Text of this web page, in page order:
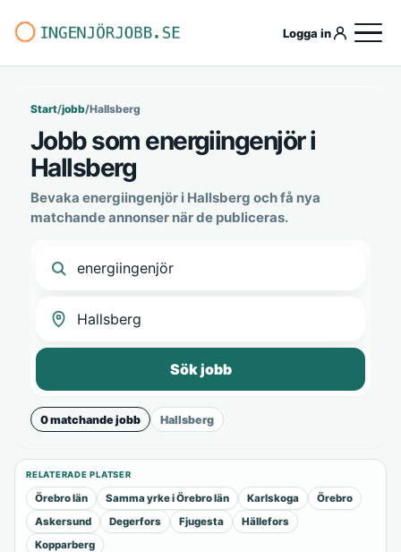
Logga in
Start/jobb/Hallsberg
Jobb som energiingenjör i
Hallsberg
Bevaka energiingenjör i Hallsberg och få nya
matchande annonser när de publiceras.
Sök jobb
0 matchande jobb Hallsberg
RELATERADE PLATSER
Örebro län Samma yrke i Örebro län Karlskoga
Örebro
Askersund
Degerfors Fjugesta
Hällefors
Kopparberg